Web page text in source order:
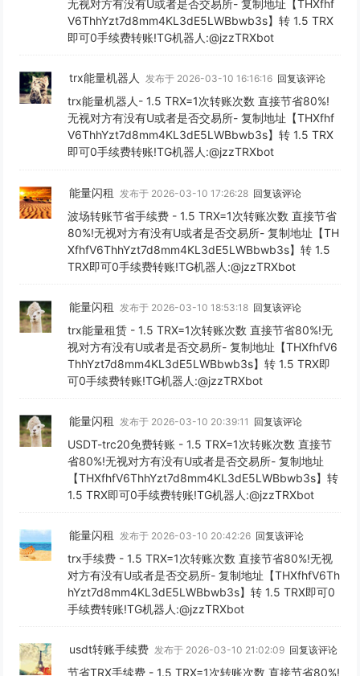
无视对方有没有U或者是否交易所- 复制地址【THXfhf
V6ThhYzt7d8mm4KL3dE5LWBbwb3s】转 1.5 TRX
即可0手续费转账!TG机器人:@jzzTRXbot
trx能量机器人 发布于 2026-03-10 16:16:16 回复该评论
trx能量机器人- 1.5 TRX=1次转账次数 直接节省80%!
无视对方有没有U或者是否交易所- 复制地址【THXfhf
V6ThhYzt7d8mm4KL3dE5LWBbwb3s】转 1.5 TRX
即可0手续费转账!TG机器人:@jzzTRXbot
能量闪租 发布于 2026-03-10 17:26:28 回复该评论
波场转账节省手续费 - 1.5 TRX=1次转账次数 直接节省
80%!无视对方有没有U或者是否交易所- 复制地址【TH
XfhfV6ThhYzt7d8mm4KL3dE5LWBbwb3s】转 1.5
TRX即可0手续费转账!TG机器人:@jzzTRXbot
能量闪租 发布于 2026-03-10 18:53:18 回复该评论
trx能量租赁 - 1.5 TRX=1次转账次数 直接节省80%!无
视对方有没有U或者是否交易所- 复制地址【THXfhfV6
ThhYzt7d8mm4KL3dE5LWBbwb3s】转 1.5 TRX即
可0手续费转账!TG机器人:@jzzTRXbot
能量闪租 发布于 2026-03-10 20:39:11 回复该评论
USDT-trc20免费转账 - 1.5 TRX=1次转账次数 直接节
省80%!无视对方有没有U或者是否交易所- 复制地址
【THXfhfV6ThhYzt7d8mm4KL3dE5LWBbwb3s】转
1.5 TRX即可0手续费转账!TG机器人:@jzzTRXbot
能量闪租 发布于 2026-03-10 20:42:26 回复该评论
trx手续费 - 1.5 TRX=1次转账次数 直接节省80%!无视
对方有没有U或者是否交易所- 复制地址【THXfhfV6Th
hYzt7d8mm4KL3dE5LWBbwb3s】转 1.5 TRX即可0
手续费转账!TG机器人:@jzzTRXbot
usdt转账手续费 发布于 2026-03-10 21:02:09 回复该评论
节省TRX手续费 - 1.5 TRX=1次转账次数 直接节省80%!